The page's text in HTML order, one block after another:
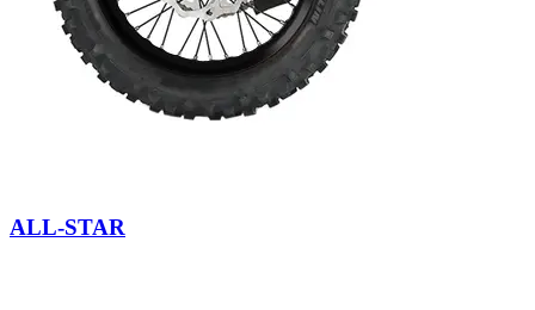
ALL-STAR